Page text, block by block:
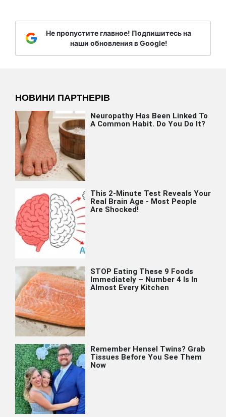
Не пропустите главное! Подпишитесь на
наши обновления в Google!